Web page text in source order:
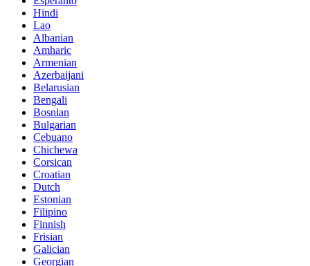
Hindi
Lao
Albanian
Amharic
Armenian
Azerbaijani
Belarusian
Bengali
Bosnian
Bulgarian
Cebuano
Chichewa
Corsican
Croatian
Dutch
Estonian
Filipino
Finnish
Frisian
Galician
Georgian